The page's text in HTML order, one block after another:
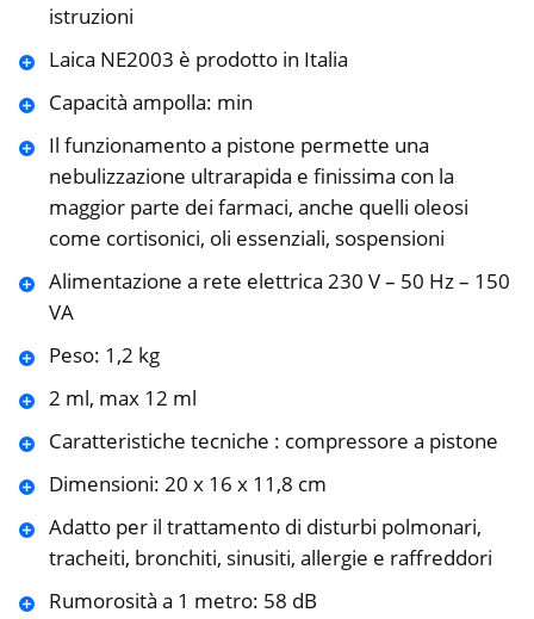
istruzioni
Laica NE2003 è prodotto in Italia
Capacità ampolla: min
Il funzionamento a pistone permette una
nebulizzazione ultrarapida e finissima con la
maggior parte dei farmaci, anche quelli oleosi
come cortisonici, oli essenziali, sospensioni
Alimentazione a rete elettrica 230 V – 50 Hz – 150
VA
Peso: 1,2 kg
2 ml, max 12 ml
Caratteristiche tecniche : compressore a pistone
Dimensioni: 20 x 16 x 11,8 cm
Adatto per il trattamento di disturbi polmonari,
tracheiti, bronchiti, sinusiti, allergie e raffreddori
Rumorosità a 1 metro: 58 dB